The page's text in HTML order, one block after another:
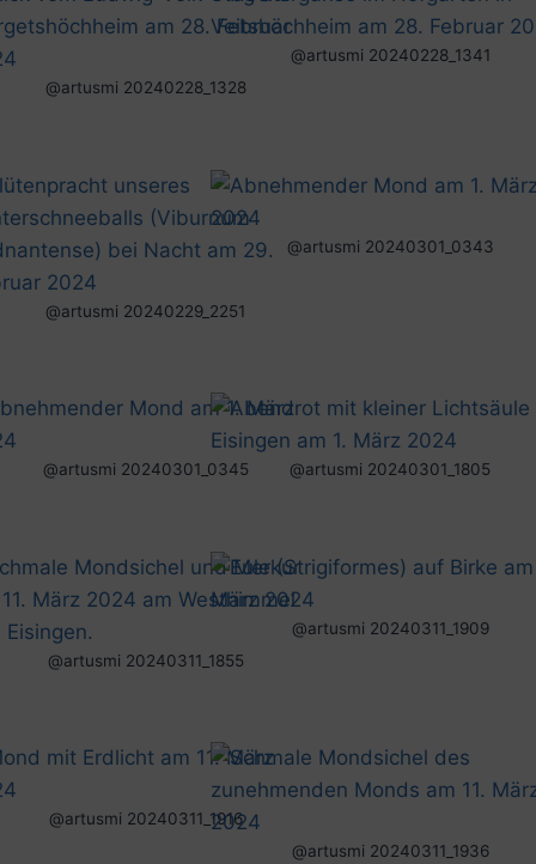
@artusmi 20240228_1328
@artusmi 20240228_1341
@artusmi 20240229_2251
@artusmi 20240301_0343
@artusmi 20240301_0345 @artusmi 20240301_1805
@artusmi 20240311_1855
@artusmi 20240311_1909
@artusmi 20240311_1916
@artusmi 20240311_1936